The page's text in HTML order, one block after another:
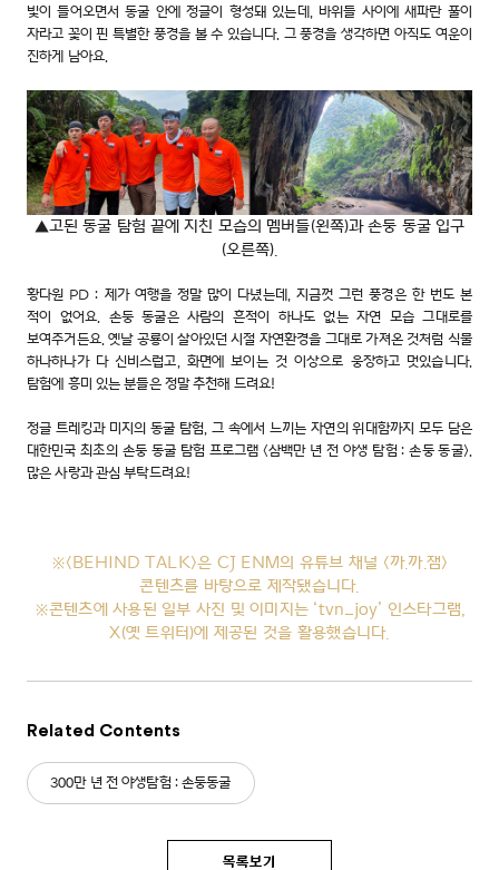
빛이 들어오면서 동굴 안에 정글이 형성돼 있는데, 바위들 사이에 새파란 풀이
자라고 꽃이 핀 특별한 풍경을 볼 수 있습니다. 그 풍경을 생각하면 아직도 여운이
진하게 남아요.
▲고된 동굴 탐험 끝에 지친 모습의 멤버들(왼쪽)과 손둥 동굴 입구
(오른쪽).
황다원 PD : 제가 여행을 정말 많이 다녔는데, 지금껏 그런 풍경은 한 번도 본
적이 없어요. 손둥 동굴은 사람의 흔적이 하나도 없는 자연 모습 그대로를
보여주거든요. 옛날 공룡이 살아있던 시절 자연환경을 그대로 가져온 것처럼 식물
하나하나가 다 신비스럽고, 화면에 보이는 것 이상으로 웅장하고 멋있습니다.
탐험에 흥미 있는 분들은 정말 추천해 드려요!
정글 트레킹과 미지의 동굴 탐험, 그 속에서 느끼는 자연의 위대함까지 모두 담은
대한민국 최초의 손둥 동굴 탐험 프로그램 <삼백만 년 전 야생 탐험 : 손둥 동굴>.
많은 사랑과 관심 부탁드려요!
※<BEHIND TALK>은 CJ ENM의 유튜브 채널 <까.까.잼>
콘텐츠를 바탕으로 제작됐습니다.
※콘텐츠에 사용된 일부 사진 및 이미지는 ‘tvn_joy’ 인스타그램,
X(옛 트위터)에 제공된 것을 활용했습니다.
Related Contents
300만 년 전 야생탐험 : 손둥동굴
목록보기